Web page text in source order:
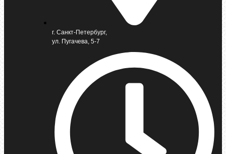
г. Санкт-Петербург,
ул. Пугачева, 5-7